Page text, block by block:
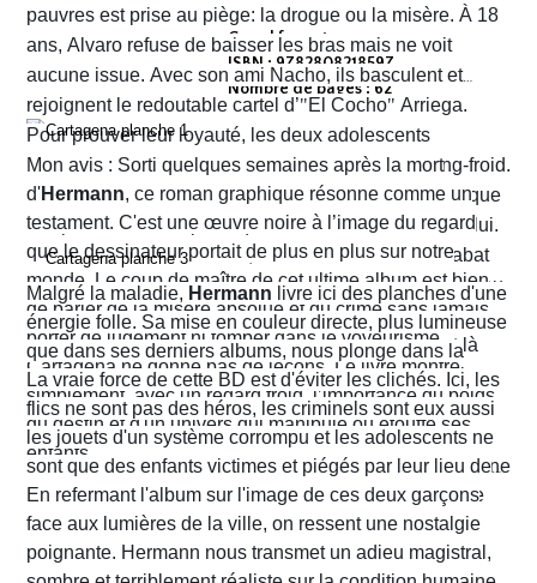
Editeur :
Grand format
ISBN : 9782808218597
Nombre de pages : 62
pauvres est prise au piège: la drogue ou la misère. À 18
ans, Alvaro refuse de baisser les bras mais ne voit
aucune issue. Avec son ami Nacho, ils basculent et
rejoignent le redoutable cartel d’"El Cocho" Arriega.
Pour prouver leur loyauté, les deux adolescents
reçoivent l'ordre d'exécuter des prisonniers de sang-froid.
Alvaro hésite, tremble mais en proie à une peur panique
finit par obéir. Cela provoque aussitôt un déclic chez lui.
Dans un sursaut de survie, il retourne son arme et abat
l’un des chefs du gang local qui n’est autre que le neveu
d’Arriega. Devenus des hommes à abattre, Alvaro et
Nacho s'enfuient vers la frontière américaine. C’est là
qu’ils vont croiser, Félix Garzon, un flic quadragénaire
fatigué qui les regarde courir…
Mon avis : Sorti quelques semaines après la mort
d'Hermann, ce roman graphique résonne comme un
testament. C'est une œuvre noire à l’image du regard
que le dessinateur portait de plus en plus sur notre
monde. Le coup de maître de cet ultime album est bien
de parler de la misère absolue et du crime sans jamais
porter de jugement ni tomber dans le voyeurisme.
Cartagena ne donne pas de leçons. Le livre montre
simplement, avec un regard froid, l’importance du poids
du destin et d'un univers qui manipule ou étouffe ses
enfants.
Malgré la maladie, Hermann livre ici des planches d'une
énergie folle. Sa mise en couleur directe, plus lumineuse
que dans ses derniers albums, nous plonge dans la
poussière et la sueur comme lui seul savait les
transmettre. On y retrouve ses fameux visages fatigués
aux mâchoires carrées portant en eux toute la détresse
ou la noirceur du monde. Le scénario d' Yves H. est d'une
fluidité exemplaire. On est emporté dans une aventure
mêlant road trip étouffant, récit existentiel et course
contre la montre où chaque case souligne l'urgence de
La vraie force de cette BD est d'éviter les clichés. Ici, les
flics ne sont pas des héros, les criminels sont eux aussi
les jouets d'un système corrompu et les adolescents ne
sont que des enfants victimes et piégés par leur lieu de
naissance.
En refermant l'album sur l'image de ces deux garçons
face aux lumières de la ville, on ressent une nostalgie
poignante. Hermann nous transmet un adieu magistral,